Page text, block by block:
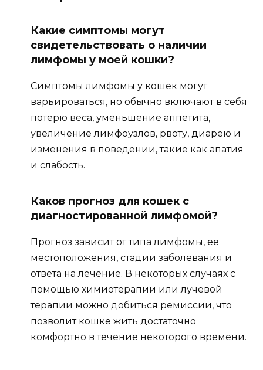
Какие симптомы могут
свидетельствовать о наличии
лимфомы у моей кошки?
Симптомы лимфомы у кошек могут
варьироваться, но обычно включают в себя
потерю веса, уменьшение аппетита,
увеличение лимфоузлов, рвоту, диарею и
изменения в поведении, такие как апатия
и слабость.
Каков прогноз для кошек с
диагностированной лимфомой?
Прогноз зависит от типа лимфомы, ее
местоположения, стадии заболевания и
ответа на лечение. В некоторых случаях с
помощью химиотерапии или лучевой
терапии можно добиться ремиссии, что
позволит кошке жить достаточно
комфортно в течение некоторого времени.